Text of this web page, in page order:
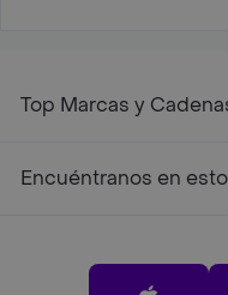
Top Marcas y
Encuéntranos en